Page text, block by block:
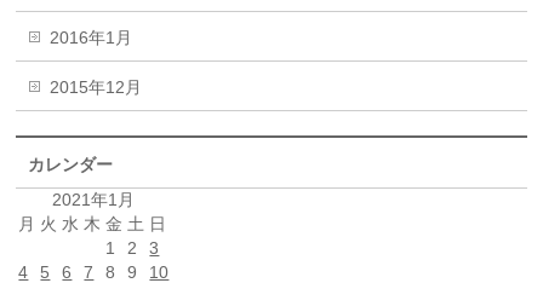
2016年1月
2015年12月
カレンダー
2021年1月
月 火 水 木 金 土 日
1
2
3
4
5 6 7 8 9
10